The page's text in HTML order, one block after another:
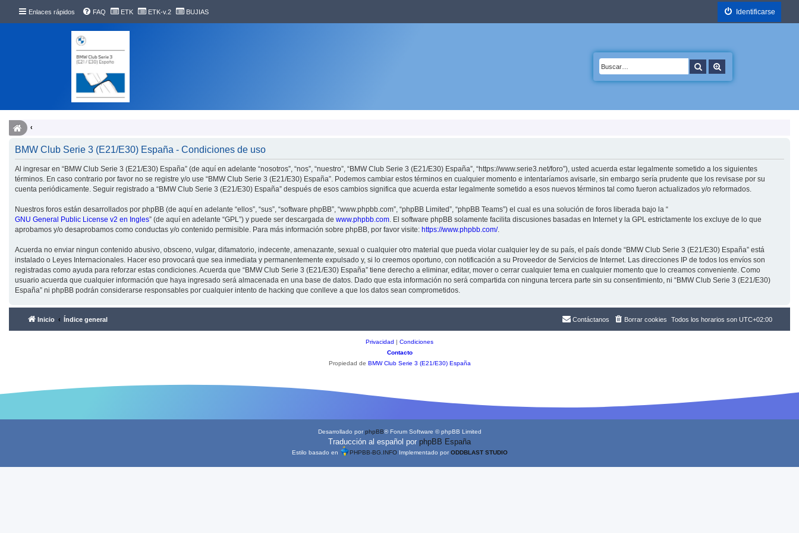
Enlaces rápidos FAQ ETK ETK-v.2 BUJIAS Identificarse
Buscar
BMW Club Serie 3 (E21/E30) España - Condiciones de uso
Al ingresar en “BMW Club Serie 3 (E21/E30) España” (de aquí en adelante “nosotros”, “nos”, “nuestro”, “BMW Club Serie 3 (E21/E30) España”, “https://www.serie3.net/foro”), usted acuerda estar legalmente sometido a los siguientes
términos. En caso contrario por favor no se registre y/o use “BMW Club Serie 3 (E21/E30) España”. Podemos cambiar estos términos en cualquier momento e intentaríamos avisarle, sin embargo sería prudente que los revisase por su
cuenta periódicamente. Seguir registrado a “BMW Club Serie 3 (E21/E30) España” después de esos cambios significa que acuerda estar legalmente sometido a esos nuevos términos tal como fueron actualizados y/o reformados.
Nuestros foros están desarrollados por phpBB (de aquí en adelante “ellos”, “sus”, “software phpBB”, “www.phpbb.com”, “phpBB Limited”, “phpBB Teams”) el cual es una solución de foros liberada bajo la “
GNU General Public License v2 en Ingles” (de aquí en adelante “GPL”) y puede ser descargada de www.phpbb.com. El software phpBB solamente facilita discusiones basadas en Internet y la GPL estrictamente los excluye de lo que
aprobamos y/o desaprobamos como conductas y/o contenido permisible. Para más información sobre phpBB, por favor visite: https://www.phpbb.com/.
Acuerda no enviar ningun contenido abusivo, obsceno, vulgar, difamatorio, indecente, amenazante, sexual o cualquier otro material que pueda violar cualquier ley de su país, el país donde “BMW Club Serie 3 (E21/E30) España” está
instalado o Leyes Internacionales. Hacer eso provocará que sea inmediata y permanentemente expulsado y, si lo creemos oportuno, con notificación a su Proveedor de Servicios de Internet. Las direcciones IP de todos los envíos son
registradas como ayuda para reforzar estas condiciones. Acuerda que “BMW Club Serie 3 (E21/E30) España” tiene derecho a eliminar, editar, mover o cerrar cualquier tema en cualquier momento que lo creamos conveniente. Como
usuario acuerda que cualquier información que haya ingresado será almacenada en una base de datos. Dado que esta información no será compartida con ninguna tercera parte sin su consentimiento, ni “BMW Club Serie 3 (E21/E30)
España” ni phpBB podrán considerarse responsables por cualquier intento de hacking que conlleve a que los datos sean comprometidos.
Inicio Índice general Todos los horarios son UTC+02:00
Borrar cookies
Contáctanos
Privacidad | Condiciones
Contacto
Propiedad de BMW Club Serie 3 (E21/E30) España
Desarrollado porphpBB® Forum Software © phpBB Limited
Traducción al español por phpBB España
Estilo basado en PHPBB-BG.INFOImplementado porODDBLAST STUDIO